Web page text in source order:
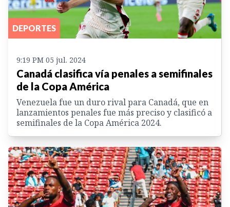
DEPORTES
9:19 PM 05 jul. 2024
Canadá clasifica vía penales a semifinales
de la Copa América
Venezuela fue un duro rival para Canadá, que en
lanzamientos penales fue más preciso y clasificó a
semifinales de la Copa América 2024.